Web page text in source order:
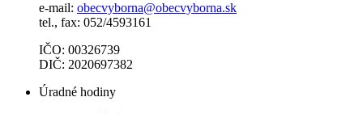
e-mail: obecvyborna@obecvyborna.sk
tel., fax: 052/4593161
IČO: 00326739
DIČ: 2020697382
Úradné hodiny